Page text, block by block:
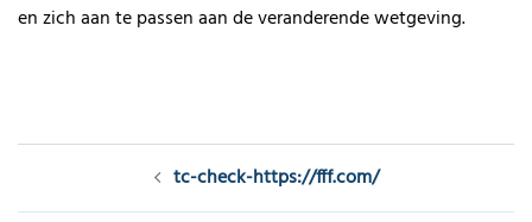
en zich aan te passen aan de veranderende wetgeving.
Post tc-check-https://fff.com/